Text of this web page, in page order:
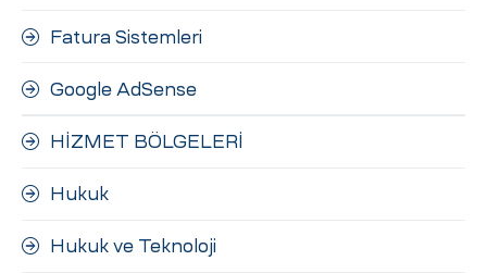
Fatura Sistemleri
Google AdSense
HİZMET BÖLGELERİ
Hukuk
Hukuk ve Teknoloji